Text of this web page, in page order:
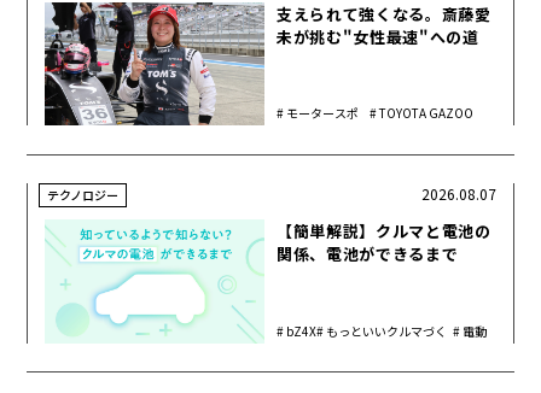
支えられて強くなる。斎藤愛
未が挑む"女性最速"への道
モータースポ
TOYOTA GAZOO
テクノロジー
【簡単解説】クルマと電池の
関係、電池ができるまで
bZ4X もっといいクルマづく
電動
2026.08.07